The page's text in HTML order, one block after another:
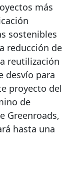
más
sostenibles
reducción de
reutilización
desvío para
proyecto del
de
Greenroads,
hasta una